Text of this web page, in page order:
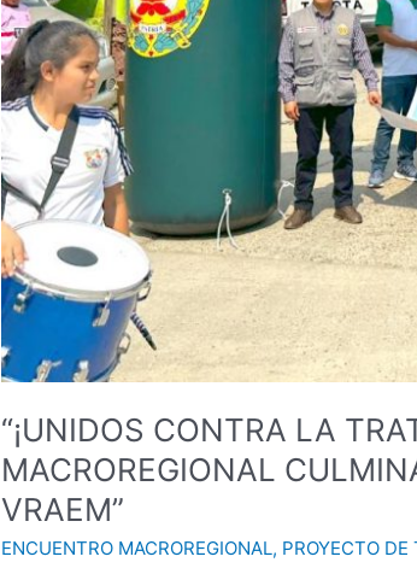
“¡UNIDOS CONTRA LA
MACROREGIONAL
VRAEM”
ENCUENTRO MACROREGIONAL, PROYECTO DE
EL
VRAEM”